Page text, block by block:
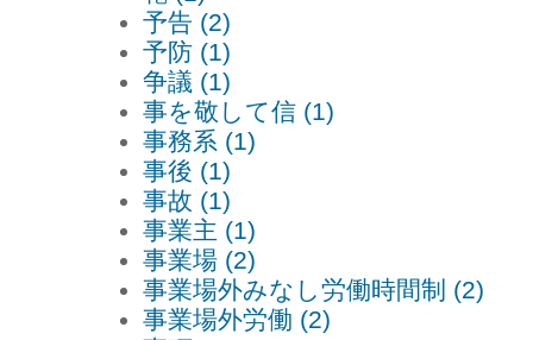
予告 (2)
予防 (1)
争議 (1)
事を敬して信 (1)
事務系 (1)
事後 (1)
事故 (1)
事業主 (1)
事業場 (2)
事業場外みなし労働時間制 (2)
事業場外労働 (2)